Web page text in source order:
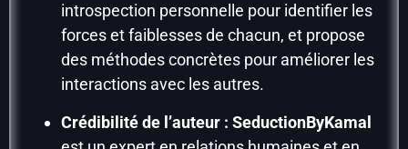
introspection personnelle pour identifier les
forces et faiblesses de chacun, et propose
des méthodes concrètes pour améliorer les
interactions avec les autres.
Crédibilité de l’auteur : SeductionByKamal